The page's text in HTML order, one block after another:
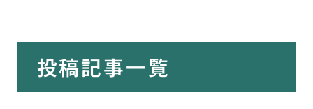
投稿記事一覧